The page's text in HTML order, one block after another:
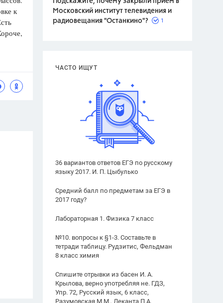
Московский институт телевидения и
радиовещания "Останкино"?
1
ЧАСТО ИЩУТ
36 вариантов ответов ЕГЭ по русскому
языку 2017. И. П. Цыбулько
Средний балл по предметам за ЕГЭ в
2017 году?
Лабораторная 1. Физика 7 класс
№10. вопросы к §1-3. Составьте в
тетради таблицу. Рудзитис, Фельдман
8 класс химия
Спишите отрывки из басен И. А.
Крылова, верно употребляя не. ГДЗ,
Упр. 72, Русский язык, 6 класс,
Разумовская М.М., Леканта П.А.
к